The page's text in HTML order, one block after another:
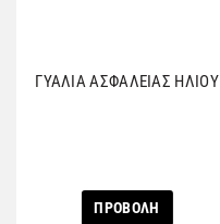
ΓΥΑΛΙΑ ΑΣΦΑΛΕΙΑΣ ΗΛΙΟΥ
ΠΡΟΒΟΛΗ